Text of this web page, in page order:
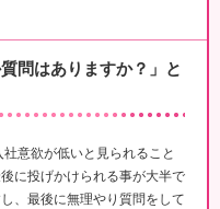
問はありますか？」と
意欲が低いと見られること
に投げかけられる事が大半で
、最後に無理やり質問をして